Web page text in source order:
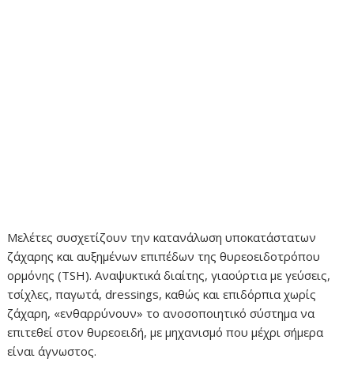
Μελέτες συσχετίζουν την κατανάλωση υποκατάστατων
ζάχαρης και αυξημένων επιπέδων της θυρεοειδοτρόπου
ορμόνης (TSH). Αναψυκτικά διαίτης, γιαούρτια με γεύσεις,
τσίχλες, παγωτά, dressings, καθώς και επιδόρπια χωρίς
ζάχαρη, «ενθαρρύνουν» το ανοσοποιητικό σύστημα να
επιτεθεί στον θυρεοειδή, με μηχανισμό που μέχρι σήμερα
είναι άγνωστος.